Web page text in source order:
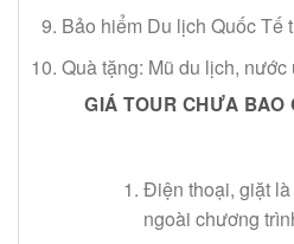
Bảo hiểm Du lịch Quốc Tế
Quà tặng: Mũ du lịch, nước
GIÁ TOUR CHƯA BAO
Điện thoại, giặt
ngoài chương